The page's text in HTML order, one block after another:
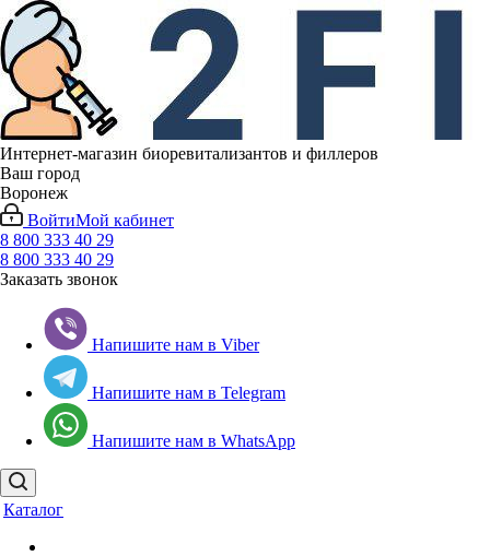
Интернет-магазин биоревитализантов и филлеров
Ваш город
Воронеж
ВойтиМой кабинет
8 800 333 40 29
8 800 333 40 29
Заказать звонок
Напишите нам в Viber
Напишите нам в Telegram
Напишите нам в WhatsApp
Каталог